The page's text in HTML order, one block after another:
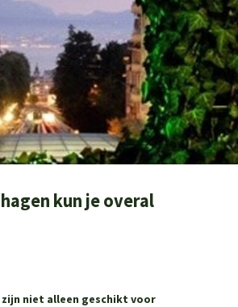
kun je overal
niet alleen geschikt voor